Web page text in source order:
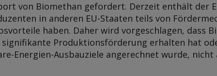
von Biomethan gefordert. Derzeit enthält der
in anderen EU-Staaten teils von
haben. Daher wird vorgeschlagen, dass
Produktionsförderung erhalten hat
Energien-Ausbauziele angerechnet wurde, nicht